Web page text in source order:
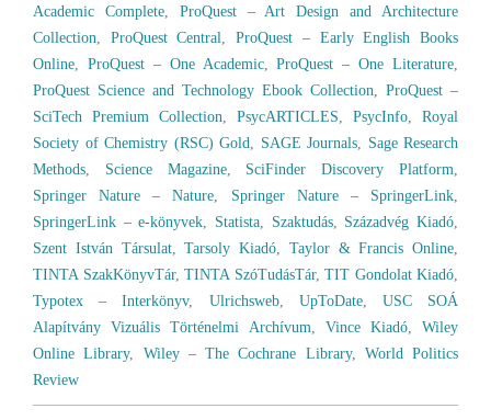
Academic Complete, ProQuest – Art Design and Architecture
Collection, ProQuest Central,ProQuest – Early English Books
Online, ProQuest – One Academic,ProQuest – One Literature,
ProQuest Science and Technology Ebook Collection, ProQuest –
SciTech Premium Collection, PsycARTICLES, PsycInfo, Royal
Society of Chemistry (RSC) Gold, SAGE Journals, Sage Research
Methods, Science Magazine, SciFinder Discovery Platform,
Springer Nature – Nature, Springer Nature – SpringerLink,
SpringerLink – e-könyvek, Statista, Szaktudás, Századvég Kiadó,
Szent István Társulat,Tarsoly Kiadó, Taylor & Francis Online,
TINTA SzakKönyvTár, TINTA SzóTudásTár, TIT Gondolat Kiadó,
Typotex – Interkönyv, Ulrichsweb, UpToDate, USC SOÁ
Alapítvány Vizuális Történelmi Archívum, Vince Kiadó,Wiley
Online Library, Wiley – The Cochrane Library, World Politics
Review